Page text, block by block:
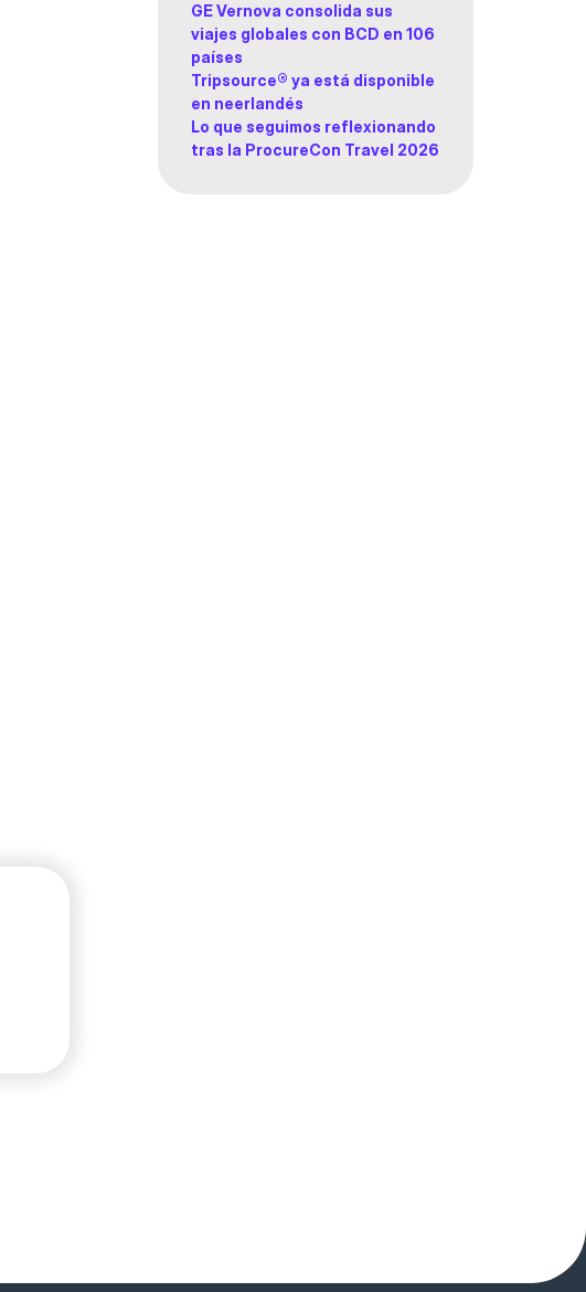
GE Vernova consolida sus
viajes globales con BCD en 106
países
Tripsource® ya está disponible
en neerlandés
Lo que seguimos reflexionando
tras la ProcureCon Travel 2026